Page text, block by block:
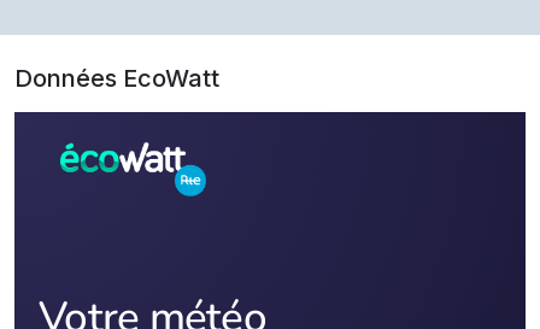
Données EcoWatt